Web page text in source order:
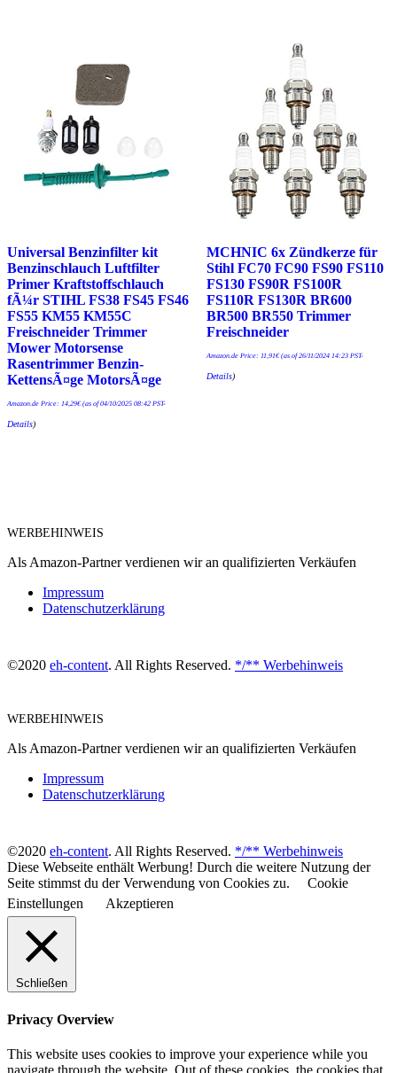
Universal Benzinfilter kit
Benzinschlauch Luftfilter
Primer Kraftstoffschlauch
fÃ¼r STIHL FS38 FS45 FS46
FS55 KM55 KM55C
Freischneider Trimmer
Mower Motorsense
Rasentrimmer Benzin-
KettensÃ¤ge MotorsÃ¤ge
Amazon.de Price: 14,29€(as of 04/10/2025 08:42 PST-
Details)
MCHNIC 6x Zündkerze für
Stihl FC70 FC90 FS90 FS110
FS130 FS90R FS100R
FS110R FS130R BR600
BR500 BR550 Trimmer
Freischneider
Amazon.de Price: 11,91€(as of 26/11/2024 14:23 PST-
Details)
WERBEHINWEIS
Als Amazon-Partner verdienen wir an qualifizierten Verkäufen
Impressum
Datenschutzerklärung
©2020 eh-content. All Rights Reserved. */** Werbehinweis
WERBEHINWEIS
Als Amazon-Partner verdienen wir an qualifizierten Verkäufen
Impressum
Datenschutzerklärung
©2020 eh-content. All Rights Reserved. */** Werbehinweis
Diese Webseite enthält Werbung! Durch die weitere Nutzung der
Seite stimmst du der Verwendung von Cookies zu.
Cookie
Einstellungen
Akzeptieren
Schließen
Privacy Overview
This website uses cookies to improve your experience while you
navigate through the website. Out of these cookies, the cookies that